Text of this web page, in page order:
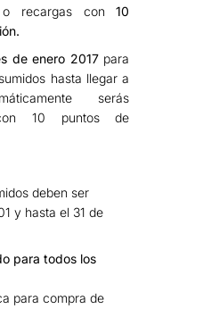
o recargas con10
de enero 2017para
hasta llegar a
serás
con 10 puntos de
deben ser
y hasta el 31 de
para todos los
para compra de